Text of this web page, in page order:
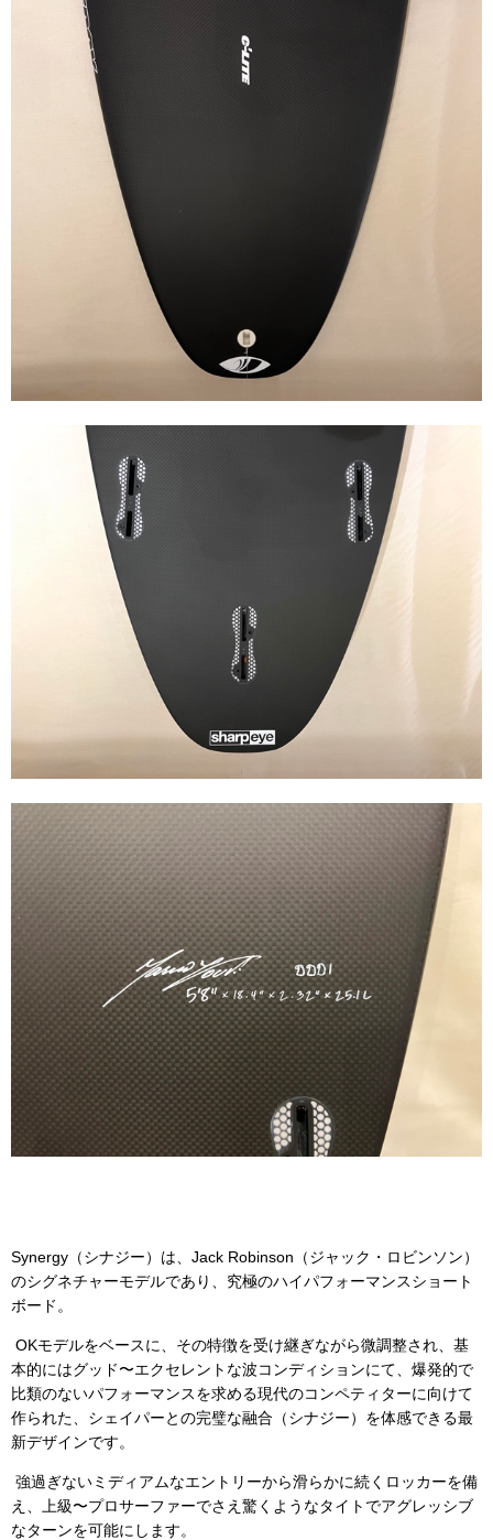
Synergy（シナジー）は、Jack Robinson（ジャック・ロビンソン）
のシグネチャーモデルであり、究極のハイパフォーマンスショート
ボード。
OKモデルをベースに、その特徴を受け継ぎながら微調整され、基
本的にはグッド〜エクセレントな波コンディションにて、爆発的で
比類のないパフォーマンスを求める現代のコンペティターに向けて
作られた、シェイパーとの完璧な融合（シナジー）を体感できる最
新デザインです。
強過ぎないミディアムなエントリーから滑らかに続くロッカーを備
え、上級〜プロサーファーでさえ驚くようなタイトでアグレッシブ
なターンを可能にします。